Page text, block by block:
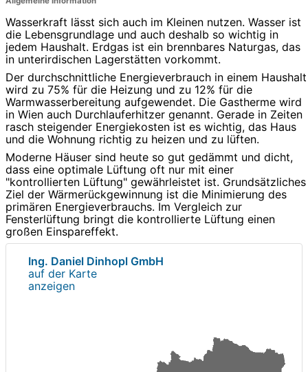
Wasserkraft lässt sich auch im Kleinen nutzen. Wasser ist
die Lebensgrundlage und auch deshalb so wichtig in
jedem Haushalt. Erdgas ist ein brennbares Naturgas, das
in unterirdischen Lagerstätten vorkommt.
Der durchschnittliche Energieverbrauch in einem Haushalt
wird zu 75% für die Heizung und zu 12% für die
Warmwasserbereitung aufgewendet. Die Gastherme wird
in Wien auch Durchlauferhitzer genannt. Gerade in Zeiten
rasch steigender Energiekosten ist es wichtig, das Haus
und die Wohnung richtig zu heizen und zu lüften.
Moderne Häuser sind heute so gut gedämmt und dicht,
dass eine optimale Lüftung oft nur mit einer
"kontrollierten Lüftung" gewährleistet ist. Grundsätzliches
Ziel der Wärmerückgewinnung ist die Minimierung des
primären Energieverbrauchs. Im Vergleich zur
Fensterlüftung bringt die kontrollierte Lüftung einen
großen Einspareffekt.
Ing. Daniel Dinhopl GmbH
auf der Karte
anzeigen